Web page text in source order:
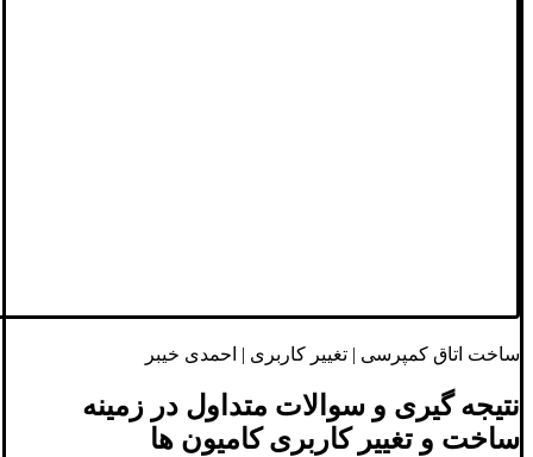
ساخت اتاق کمپرسی | تغییر کاربری | احمدی خیبر
نتیجه گیری و سوالات متداول در زمینه
ساخت و تغییر کاربری کامیون ها